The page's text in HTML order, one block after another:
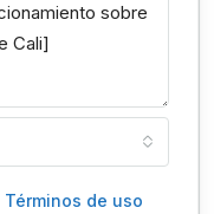
Términos de uso